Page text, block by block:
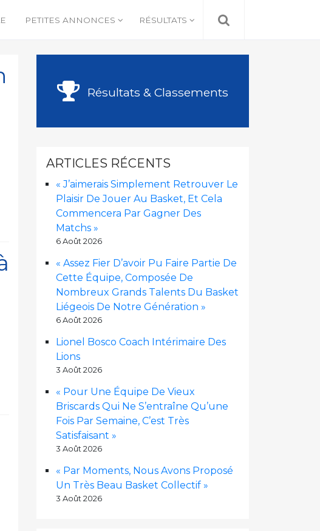
PETITES ANNONCES RÉSULTATS
Résultats & Classements
ARTICLES RÉCENTS
« J’aimerais Simplement Retrouver Le
Plaisir De Jouer Au Basket, Et Cela
Commencera Par Gagner Des
Matchs »
6 Août 2026
« Assez Fier D’avoir Pu Faire Partie De
Cette Équipe, Composée De
Nombreux Grands Talents Du Basket
Liégeois De Notre Génération »
6 Août 2026
Lionel Bosco Coach Intérimaire Des
Lions
3 Août 2026
« Pour Une Équipe De Vieux
Briscards Qui Ne S’entraîne Qu’une
Fois Par Semaine, C’est Très
Satisfaisant »
3 Août 2026
« Par Moments, Nous Avons Proposé
Un Très Beau Basket Collectif »
3 Août 2026